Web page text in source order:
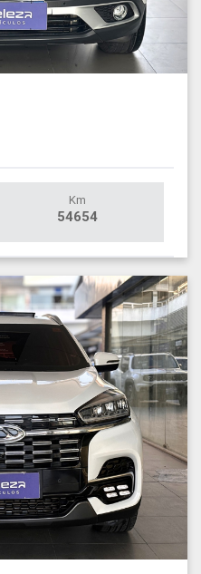
Km
54654